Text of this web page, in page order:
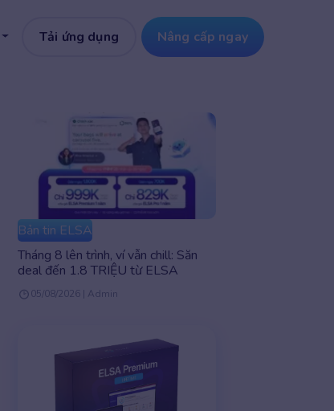
Tải ứng dụng Nâng cấp ngay
Bản tin ELSA
Tháng 8 lên trình, ví vẫn chill: Săn
deal đến 1.8 TRIỆU từ ELSA
05/08/2026 | Admin